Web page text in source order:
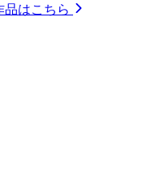
品はこちら